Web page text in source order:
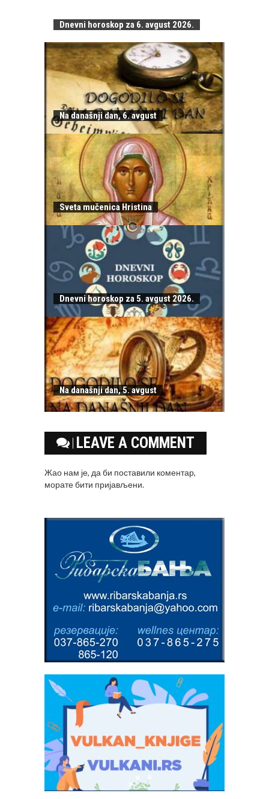
Dnevni horoskop za 6. avgust 2026.
Na današnji dan, 6. avgust
Sveta mučenica Hristina
Dnevni horoskop za 5. avgust 2026.
Na današnji dan, 5. avgust
LEAVE A COMMENT
Жао нам је, да би поставили коментар,
моратебити пријављени.